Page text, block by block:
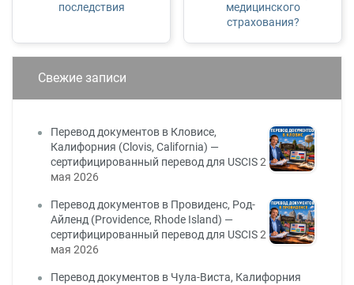
последствия
медицинского
страхования?
Свежие записи
Перевод документов в Кловисе,
Калифорния (Clovis, California) —
сертифицированный перевод для USCIS2
мая 2026
Перевод документов в Провиденс, Род-
Айленд (Providence, Rhode Island) —
сертифицированный перевод для USCIS2
мая 2026
Перевод документов в Чула-Виста, Калифорния